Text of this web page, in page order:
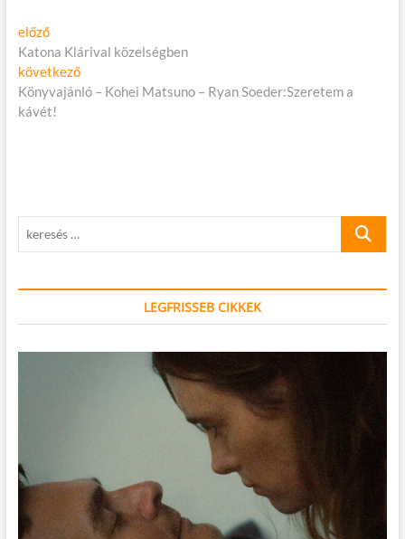
Bejegyzés
navigáció
előzőElőző
cikk:
Katona Klárival közelségben
következőKövetkező
cikk:
Könyvajánló – Kohei Matsuno – Ryan Soeder:Szeretem a
kávét!
keresés
LEGFRISSEB CIKKEK